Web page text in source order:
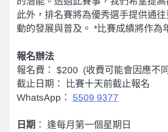
此外，排名賽將為優秀選手提供通
動的發展與普及。 *比賽成績將作為
報名辦法
報名費： $200 (收費可能會因應不
截止日期： 比賽十天前截止報名
WhatsApp： 5509 9377
日期 ： 逢每月第一個星期日